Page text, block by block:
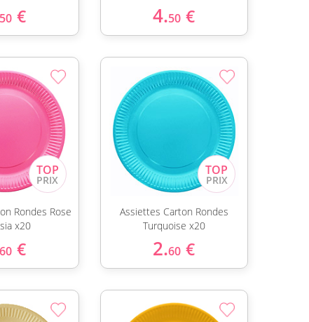
50 € 4.50 €
Rondes Rose
x20
60 €
Assiettes Carton Rondes
Turquoise x20
2.60 €